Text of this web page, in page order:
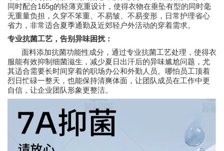
同时配合165g的轻薄克重设计，使得衣物在垂坠有型的同时毫
无重量负担，久穿不笨重、不易皱、不易变形，日常护理省心
省力，非常适合夏季通勤及近郊轻户外活动的穿着需求。
专业抗菌工艺，告别异味困扰：
面料添加抗菌功能性成分，通过专业抗菌工艺处理，使得衣
服能有效抑制细菌滋生，减少夏日出汗后的异味尴尬问题，尤
其适合需要长时间穿着的职场办公和外勤人员。哪怕员工顶着
烈日忙碌一整天，也能保持清爽体面，让团队成员在工作中更
自信，让企业团队形象更整洁。